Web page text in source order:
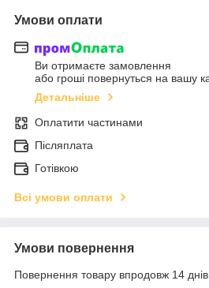
Умови оплати
Ви отримаєте замовлення
або гроші повернуться на вашу
Детальніше
Оплатити частинами
Післяплата
Готівкою
Всі умови оплати
Умови повернення
Повернення товару впродовж 14